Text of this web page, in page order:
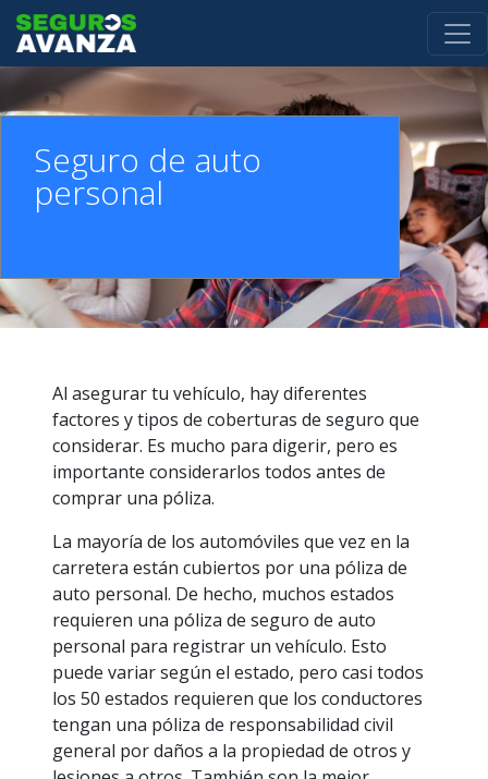
Pasar al contenido principal
Seguro de auto
personal
Al asegurar tu vehículo, hay diferentes
factores y tipos de coberturas de seguro que
considerar. Es mucho para digerir, pero es
importante considerarlos todos antes de
comprar una póliza.
La mayoría de los automóviles que vez en la
carretera están cubiertos por una póliza de
auto personal. De hecho, muchos estados
requieren una póliza de seguro de auto
personal para registrar un vehículo. Esto
puede variar según el estado, pero casi todos
los 50 estados requieren que los conductores
tengan una póliza de responsabilidad civil
general por daños a la propiedad de otros y